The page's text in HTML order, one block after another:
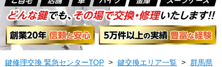
鍵修理交換 緊急センターTOP > 鍵交換エリア一覧 > 群馬県